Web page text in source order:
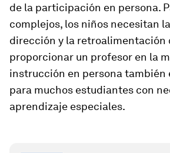
de la participación en persona.
complejos, los niños necesitan
dirección y la retroalimentación
proporcionar un profesor en la
instrucción en persona también
para muchos estudiantes con
aprendizaje especiales.